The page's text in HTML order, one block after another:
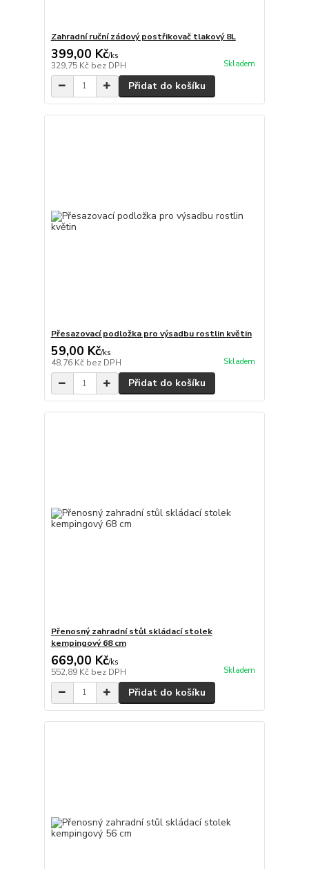
Zahradní ruční zádový postřikovač tlakový 8L
399,00 Kč/ks
329,75 Kč bez DPH Skladem
Přidat do košíku
Přesazovací podložka pro výsadbu rostlin květin
59,00 Kč/ks
48,76 Kč bez DPH Skladem
Přidat do košíku
Přenosný zahradní stůl skládací stolek
kempingový 68 cm
669,00 Kč/ks
552,89 Kč bez DPH Skladem
Přidat do košíku